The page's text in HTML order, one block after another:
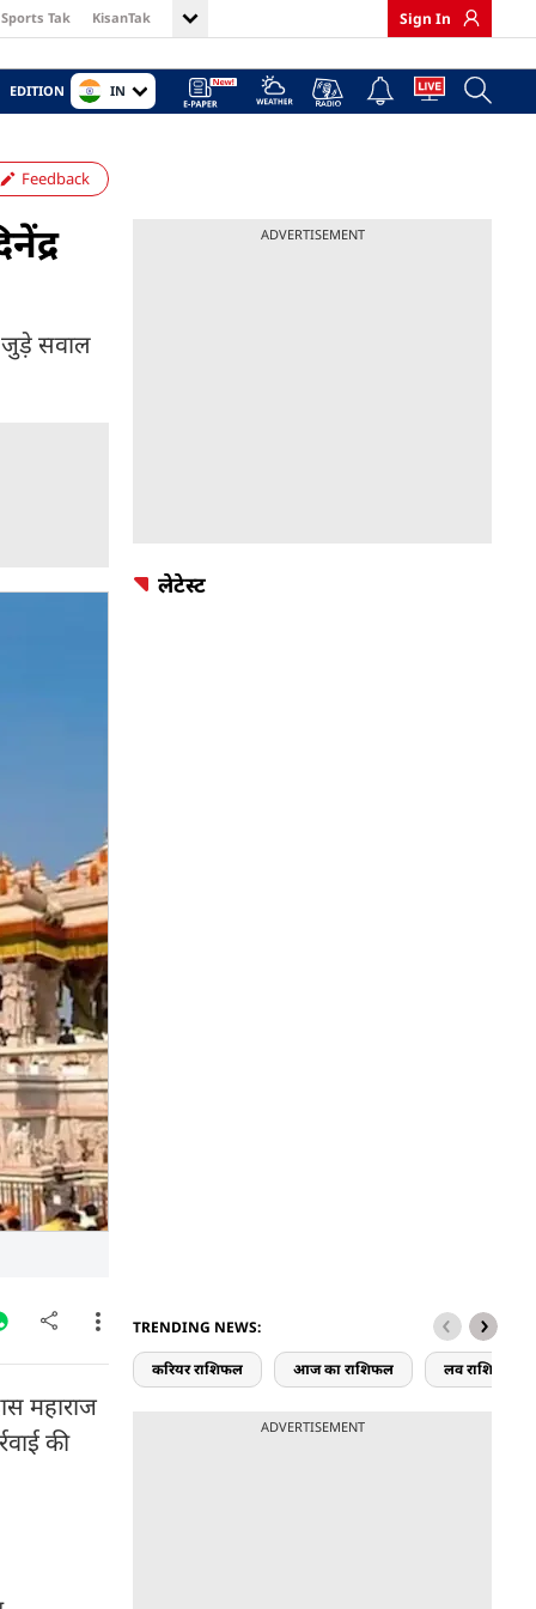
Sports Tak KisanTak Sign In
EDITION IN
Feedback
जुड़े सवाल
महाराज
की
ADVERTISEMENT
लेटेस्ट
TRENDING NEWS:
करियर राशिफल आज का राशिफल लव राशिफल
ADVERTISEMENT